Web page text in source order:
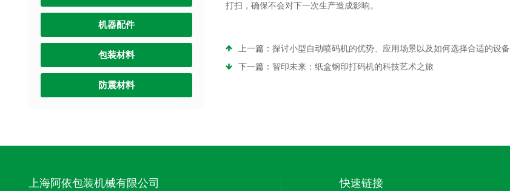
机器配件
包装材料
防震材料
打扫，确保不会对下一次生产造成影响。
上一篇： 探讨小型自动喷码机的优势、应用场景以及如何选择合适的设备
下一篇： 智印未来：纸盒钢印打码机的科技艺术之旅
上海阿依包装机械有限公司 快速链接